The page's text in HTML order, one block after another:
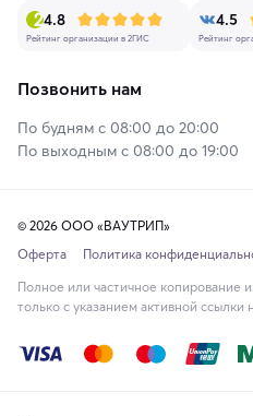
4.8
Рейтинг организации в 2ГИС
4.5
Рейтинг
Позвонить нам
По будням с 08:00 до 20:00
По выходным с 08:00 до 19:00
© 2026 ООО «ВАУТРИП»
Оферта
Политика
Полное или частичное копирование
только с указанием активной ссылки